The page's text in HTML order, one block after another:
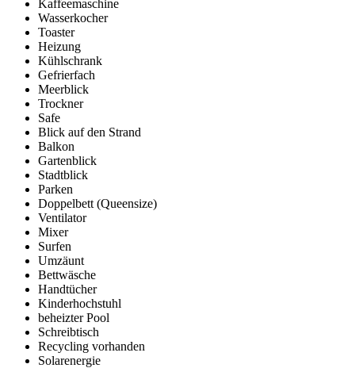
Kaffeemaschine
Wasserkocher
Toaster
Heizung
Kühlschrank
Gefrierfach
Meerblick
Trockner
Safe
Blick auf den Strand
Balkon
Gartenblick
Stadtblick
Parken
Doppelbett (Queensize)
Ventilator
Mixer
Surfen
Umzäunt
Bettwäsche
Handtücher
Kinderhochstuhl
beheizter Pool
Schreibtisch
Recycling vorhanden
Solarenergie